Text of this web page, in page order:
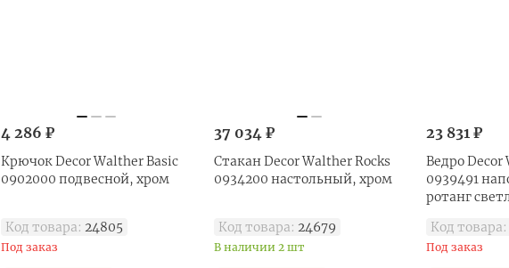
4 286 ₽
Крючок Decor Walther Basic
0902000 подвесной, хром
Код товара: 24805
Под заказ
37 034 ₽
Стакан Decor Walther Rocks
0934200 настольный, хром
Код товара: 24679
В наличии 2 шт
23 831 ₽
Ведро Decor
0939491
ротанг
Код товара:
Под заказ